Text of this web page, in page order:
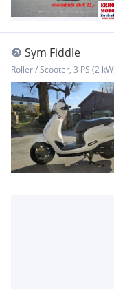
Sym Fiddle
Roller / Scooter, 3 PS (2